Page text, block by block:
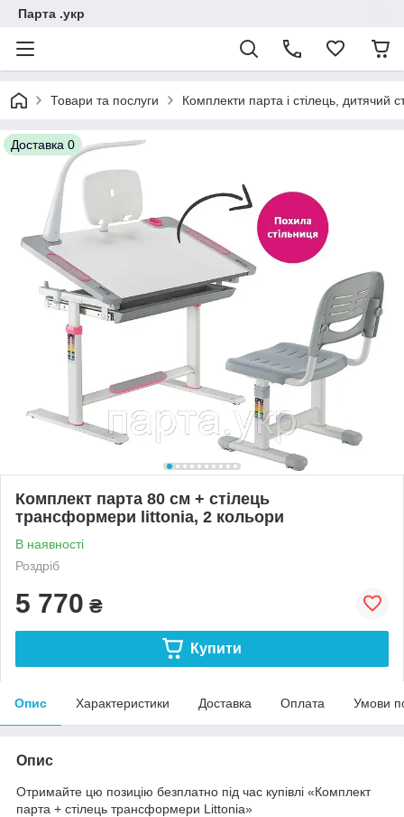
Парта .укр
Товари та послуги Комплекти парта і стілець, дитячий
Доставка 0
Комплект парта 80 см + стілець
трансформери littonia, 2 кольори
В наявності
Роздріб
5 770 ₴
Купити
Опис Характеристики Доставка Оплата Умови
Опис
Отримайте цю позицію безплатно під час купівлі «Комплект
парта + стілець трансформери Littonia»